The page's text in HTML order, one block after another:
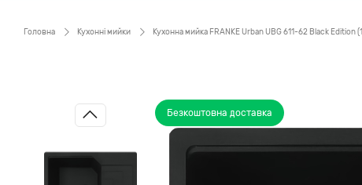
Головна Кухонні мийки Кухонна мийка FRANKE Urban UBG 611-62 Black Edition
Безкоштовна доставка